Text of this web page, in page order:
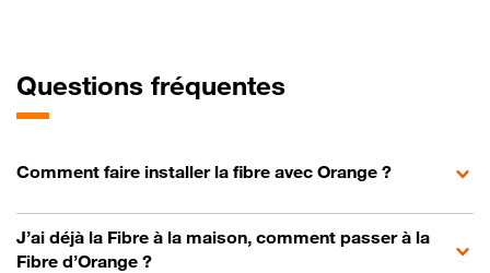
Questions fréquentes
Comment faire installer la fibre avec Orange ?
J’ai déjà la Fibre à la maison, comment passer à la
Fibre d’Orange ?